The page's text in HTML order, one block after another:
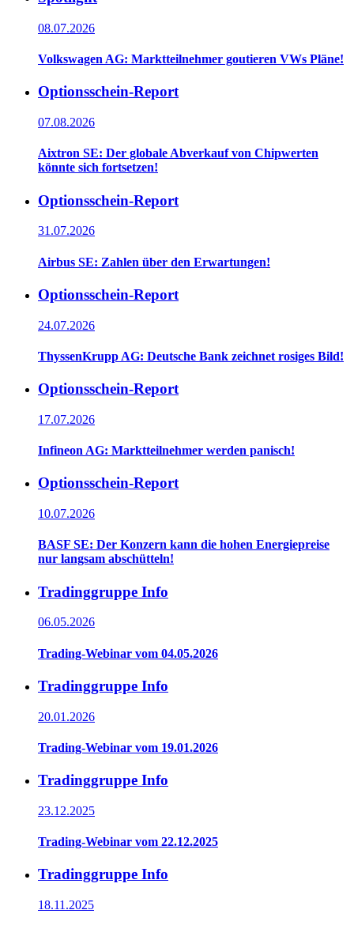
08.07.2026
Volkswagen AG: Marktteilnehmer goutieren VWs Pläne!
Optionsschein-Report
07.08.2026
Aixtron SE: Der globale Abverkauf von Chipwerten
könnte sich fortsetzen!
Optionsschein-Report
31.07.2026
Airbus SE: Zahlen über den Erwartungen!
Optionsschein-Report
24.07.2026
ThyssenKrupp AG: Deutsche Bank zeichnet rosiges Bild!
Optionsschein-Report
17.07.2026
Infineon AG: Marktteilnehmer werden panisch!
Optionsschein-Report
10.07.2026
BASF SE: Der Konzern kann die hohen Energiepreise
nur langsam abschütteln!
Tradinggruppe Info
06.05.2026
Trading-Webinar vom 04.05.2026
Tradinggruppe Info
20.01.2026
Trading-Webinar vom 19.01.2026
Tradinggruppe Info
23.12.2025
Trading-Webinar vom 22.12.2025
Tradinggruppe Info
18.11.2025